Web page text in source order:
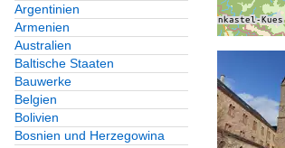
Argentinien
Armenien
Australien
Baltische Staaten
Bauwerke
Belgien
Bolivien
Bosnien und Herzegowina